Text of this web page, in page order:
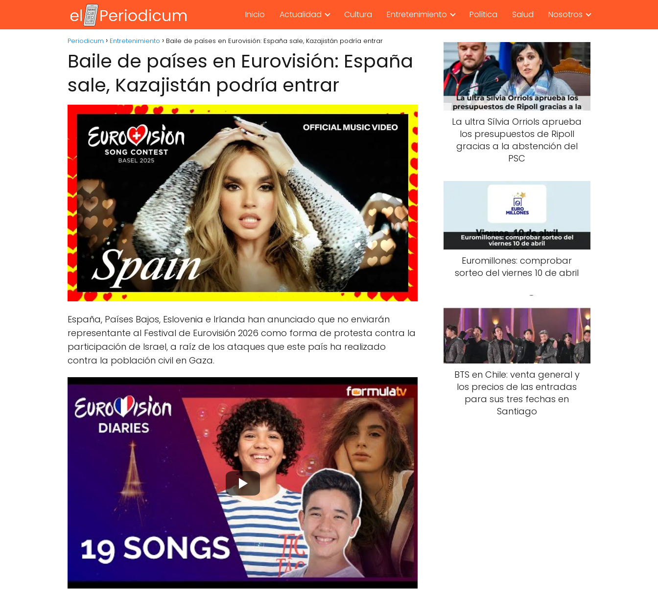
Inicio Actualidad Cultura Entretenimiento Política Salud Nosotros
Periodicum Entretenimiento Baile de países en Eurovisión: España sale, Kazajistán podría entrar
Baile de países en Eurovisión: España
sale, Kazajistán podría entrar
España, Países Bajos, Eslovenia e Irlanda han anunciado que no enviarán
representante al Festival de Eurovisión 2026 como forma de protesta contra la
participación de Israel, a raíz de los ataques que este país ha realizado
contra la población civil en Gaza.
La ultra Sílvia Orriols aprueba
los presupuestos de Ripoll
gracias a la abstención del
PSC
Euromillones: comprobar
sorteo del viernes 10 de abril
BTS en Chile: venta general y
los precios de las entradas
para sus tres fechas en
Santiago